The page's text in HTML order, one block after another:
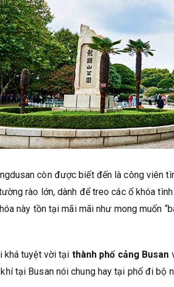
còn được biết đến là công viên
rào lớn, dành để treo các ổ khóa
này tồn tại mãi mãi như mong muốn
khá tuyệt vời tại thành phố cảng Busan
tại Busan nói chung hay tại phố đi bộ